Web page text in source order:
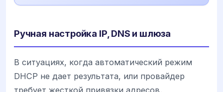
Ручная настройка IP, DNS и шлюза
В ситуациях, когда автоматический режим
DHCP не дает результата, или провайдер
требует жесткой привязки адресов,